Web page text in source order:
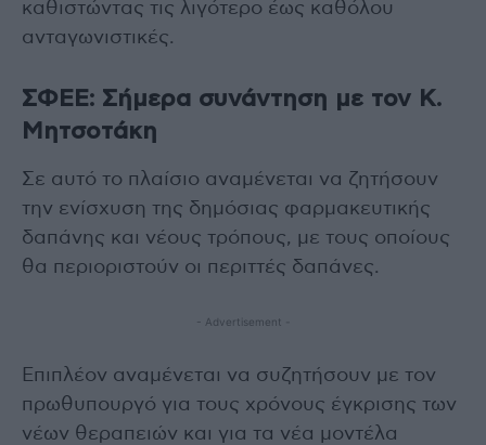
καθιστώντας τις λιγότερο έως καθόλου
ανταγωνιστικές.
ΣΦΕΕ: Σήμερα συνάντηση με τον Κ.
Μητσοτάκη
Σε αυτό το πλαίσιο αναμένεται να ζητήσουν
την ενίσχυση της δημόσιας φαρμακευτικής
δαπάνης και νέους τρόπους, με τους οποίους
θα περιοριστούν οι περιττές δαπάνες.
- Advertisement -
Επιπλέον αναμένεται να συζητήσουν με τον
πρωθυπουργό για τους χρόνους έγκρισης των
νέων θεραπειών και για τα νέα μοντέλα